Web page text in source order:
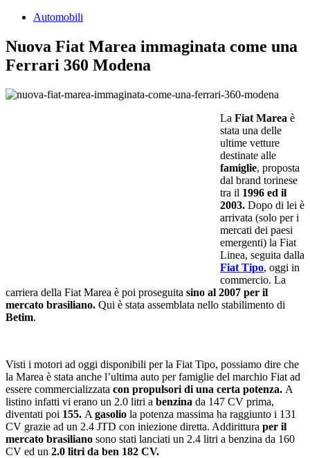
Automobili
Nuova Fiat Marea immaginata come una
Ferrari 360 Modena
La Fiat Marea è
stata una delle
ultime vetture
destinate alle
famiglie, proposta
dal brand torinese
tra il 1996 ed il
2003. Dopo di lei è
arrivata (solo per i
mercati dei paesi
emergenti) la Fiat
Linea, seguita dalla
Fiat Tipo, oggi in
commercio. La
carriera della Fiat Marea è poi proseguita sino al 2007 per il
mercato brasiliano. Qui è stata assemblata nello stabilimento di
Betim.
Visti i motori ad oggi disponibili per la Fiat Tipo, possiamo dire che
la Marea è stata anche l’ultima auto per famiglie del marchio Fiat ad
essere commercializzata con propulsori di una certa potenza. A
listino infatti vi erano un 2.0 litri a benzina da 147 CV prima,
diventati poi 155. A gasolio la potenza massima ha raggiunto i 131
CV grazie ad un 2.4 JTD con iniezione diretta. Addirittura per il
mercato brasiliano sono stati lanciati un 2.4 litri a benzina da 160
CV ed un 2.0 litri da ben 182 CV.